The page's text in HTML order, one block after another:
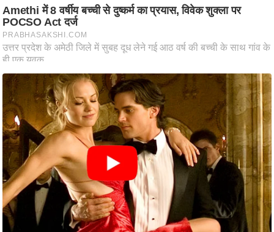
ट
ने
स
मं
त्रा
ले
श
न
शि
प
रा
ज
नी